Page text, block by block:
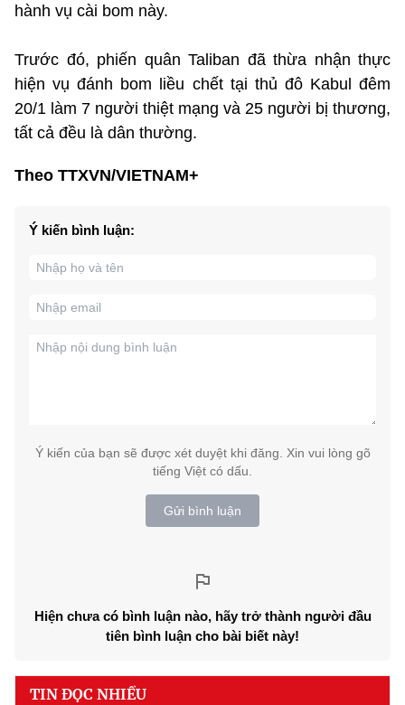
hành vụ cài bom này.
Trước đó, phiến quân Taliban đã thừa nhận thực
hiện vụ đánh bom liều chết tại thủ đô Kabul đêm
20/1 làm 7 người thiệt mạng và 25 người bị thương,
tất cả đều là dân thường.
Theo TTXVN/VIETNAM+
Ý kiến bình luận:
Ý kiến của bạn sẽ được xét duyệt khi đăng. Xin vui lòng gõ
tiếng Việt có dấu.
Gửi bình luận
Hiện chưa có bình luận nào, hãy trở thành người đầu
tiên bình luận cho bài biết này!
TIN ĐỌC NHIỀU